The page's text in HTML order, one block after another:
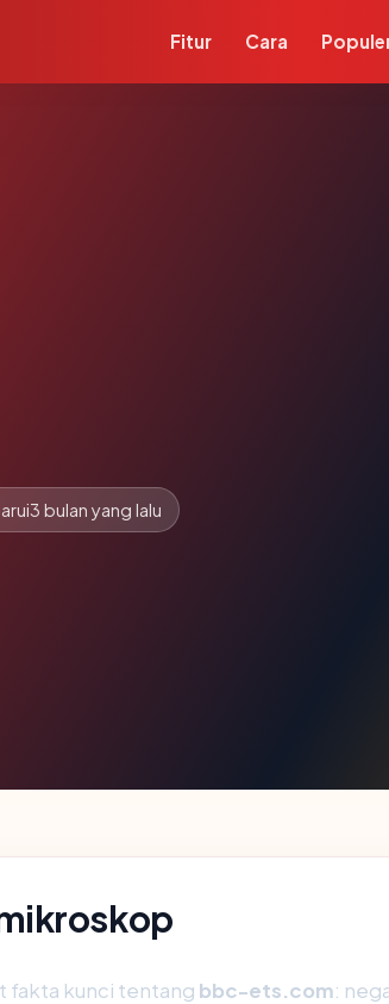
Fitur Cara
3 bulan yang lalu
fakta kunci tentang bbc-ets.com: